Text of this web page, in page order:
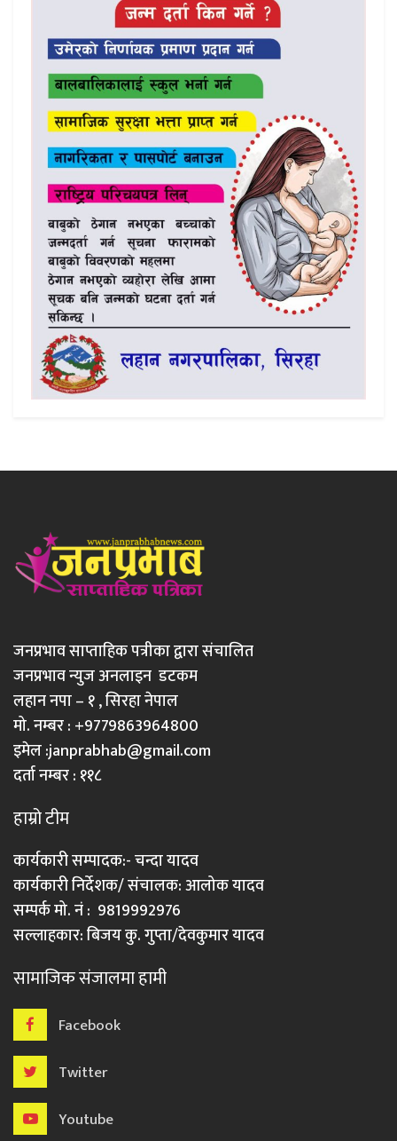
जनप्रभाव साप्ताहिक पत्रीका द्वारा संचालित
जनप्रभाव न्युज अनलाइन डटकम
लहान नपा – १ , सिरहा नेपाल
मो. नम्बर : +9779863964800
इमेल :janprabhab@gmail.com
दर्ता नम्बर : ११८
हाम्रो टीम
कार्यकारी सम्पादक:- चन्दा यादव
कार्यकारी निर्देशक/ संचालक: आलोक यादव
सम्पर्क मो. नं : 9819992976
सल्लाहकार: बिजय कु. गुप्ता/देवकुमार यादव
सामाजिक संजालमा हामी
Facebook
Twitter
Youtube